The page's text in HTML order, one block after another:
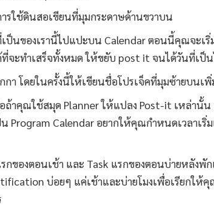
รใช้ดินสอเขียนที่มุมกระดาษด้านขวาบน
ป็นของเรานี้ไปแปะบน Calendar ตอนนี้คุณจะเ
จะทำเสร็จทั้งหมด ให้ขยับ post it จนได้วันที่เป็น
กา โดยในครั้งนี้ให้เขียนชื่อโปรเจ็คที่มุมซ้ายบนเพิ่
ถ้าคุณใช้สมุด Planner ให้แปลง Post-it เหล่านั้น
Program Calendar อยากให้คุณกำหนดเวลาเริ่
ของตอนเช้า และ Task แรกของตอนบ่ายหลังพัก
บ่อยๆ แค่เช้าและบ่ายโมงเพื่อเรียกให้